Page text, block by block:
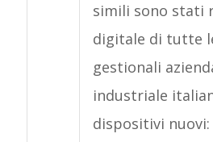
simili sono stati
digitale di tutte
gestionali
industriale
dispositivi